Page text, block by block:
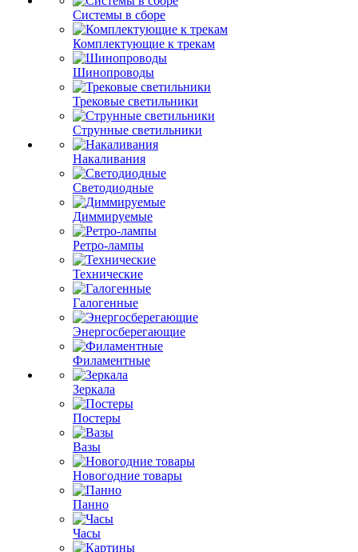
Системы в сборе
Комплектующие к трекам
Шинопроводы
Трековые светильники
Струнные светильники
Накаливания
Светодиодные
Диммируемые
Ретро-лампы
Технические
Галогенные
Энергосберегающие
Филаментные
Зеркала
Постеры
Вазы
Новогодние товары
Панно
Часы